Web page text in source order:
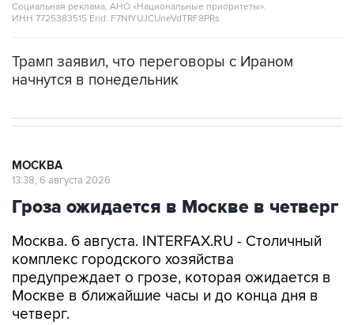
Социальная реклама, АНО «Национальные приоритеты».
ИНН 7725383515 Erid: F7NfYUJCUneVdTRF8PRs
Трамп заявил, что переговоры с Ираном
начнутся в понедельник
МОСКВА
13:38, 6 августа 2026
Гроза ожидается в Москве в четверг
Москва. 6 августа. INTERFAX.RU - Столичный
комплекс городского хозяйства
предупреждает о грозе, которая ожидается в
Москве в ближайшие часы и до конца дня в
четверг.